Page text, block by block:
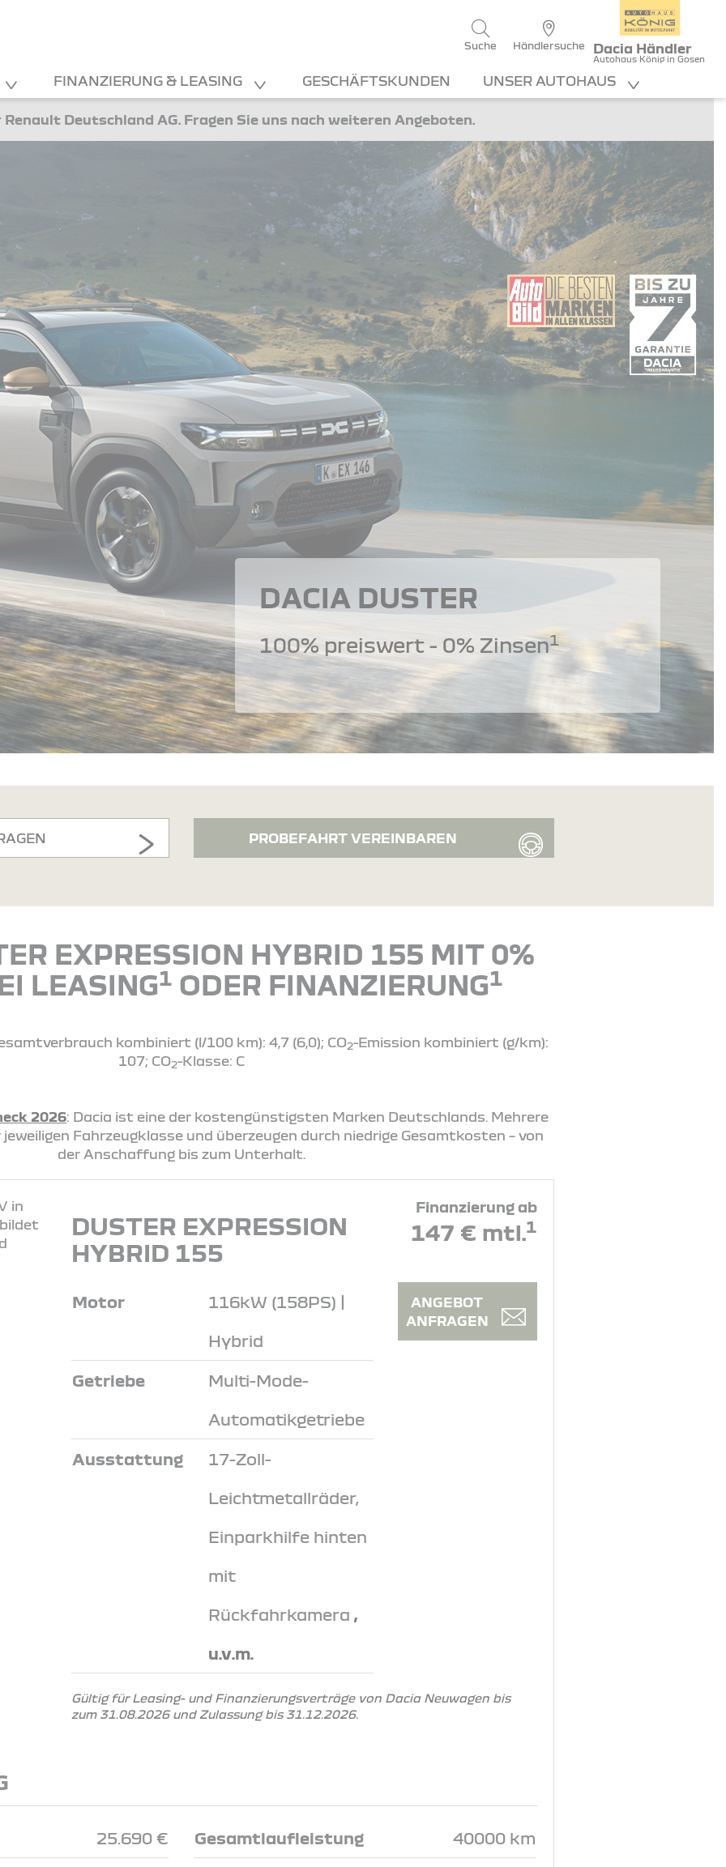
Suche Händlersuche Dacia Händler
Autohaus König in Gosen
FINANZIERUNG & LEASING GESCHÄFTSKUNDEN UNSER AUTOHAUS
Deutschland AG. Fragen Sie uns nach weiteren Angeboten.
DACIA DUSTER
100% preiswert - 0% Zinsen1
PROBEFAHRT VEREINBAREN
EXPRESSION HYBRID 155 MIT 0%
LEASING1 ODER FINANZIERUNG1
kombiniert (l/100 km): 4,7 (6,0); CO2-Emission kombiniert (g/km):
107; CO2-Klasse: C
2026: Dacia ist eine der kostengünstigsten Marken Deutschlands. Mehrere
jeweiligen Fahrzeugklasse und überzeugen durch niedrige Gesamtkosten – von
der Anschaffung bis zum Unterhalt.
DUSTER EXPRESSION
HYBRID 155
Finanzierung ab
147 € mtl.1
Motor 116kW (158PS) |
Hybrid
Getriebe Multi-Mode-
Automatikgetriebe
Ausstattung 17-Zoll-
Leichtmetallräder,
Einparkhilfe hinten
mit
Rückfahrkamera ,
u.v.m.
ANGEBOT
ANFRAGEN
Gültig für Leasing- und Finanzierungsverträge von Dacia Neuwagen bis
zum 31.08.2026 und Zulassung bis 31.12.2026.
25.690 € Gesamtlaufleistung 40000 km